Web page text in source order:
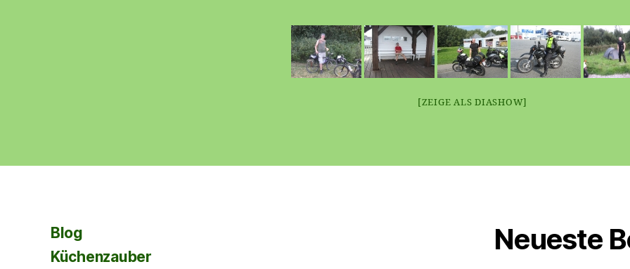
[ZEIGE ALS DIASHOW]
Blog
Küchenzauber
Neueste